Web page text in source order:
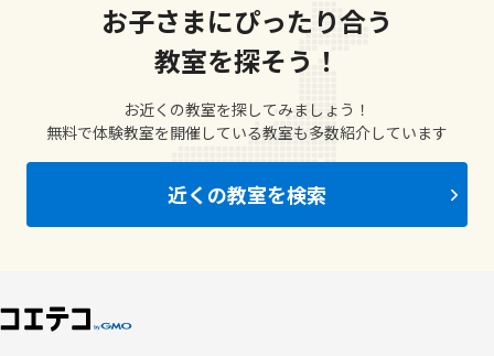
お子さまにぴったり合う
教室を探そう！
お近くの教室を探してみましょう！
無料で体験教室を開催している教室も多数紹介しています
近くの教室を検索